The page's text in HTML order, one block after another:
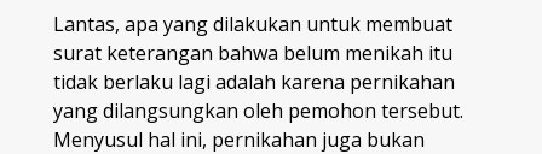
Lantas, apa yang dilakukan untuk membuat
surat keterangan bahwa belum menikah itu
tidak berlaku lagi adalah karena pernikahan
yang dilangsungkan oleh pemohon tersebut.
Menyusul hal ini, pernikahan juga bukan